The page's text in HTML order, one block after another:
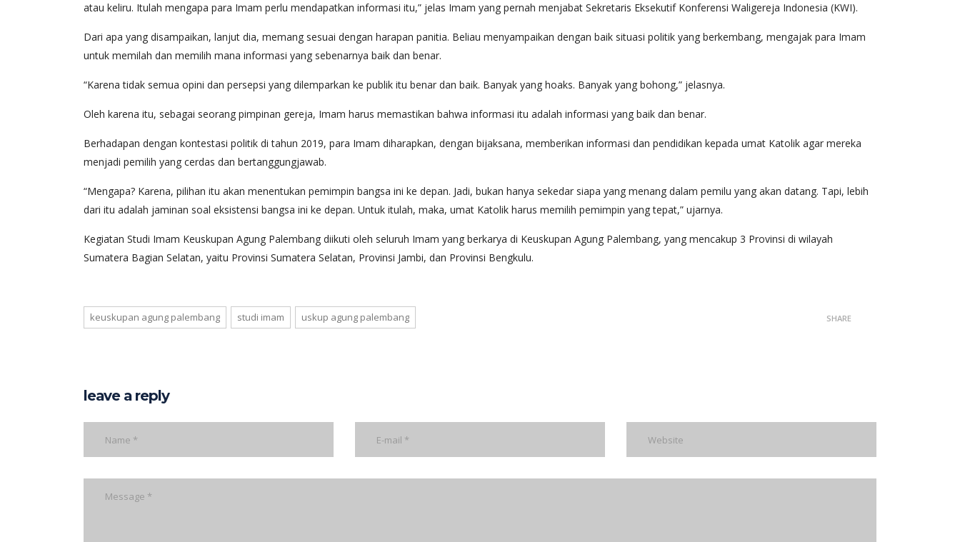
atau keliru. Itulah mengapa para Imam perlu mendapatkan informasi itu,” jelas Imam yang pernah menjabat Sekretaris Eksekutif Konferensi Waligereja Indonesia (KWI).
Dari apa yang disampaikan, lanjut dia, memang sesuai dengan harapan panitia. Beliau menyampaikan dengan baik situasi politik yang berkembang, mengajak para Imam
untuk memilah dan memilih mana informasi yang sebenarnya baik dan benar.
“Karena tidak semua opini dan persepsi yang dilemparkan ke publik itu benar dan baik. Banyak yang hoaks. Banyak yang bohong,” jelasnya.
Oleh karena itu, sebagai seorang pimpinan gereja, Imam harus memastikan bahwa informasi itu adalah informasi yang baik dan benar.
Berhadapan dengan kontestasi politik di tahun 2019, para Imam diharapkan, dengan bijaksana, memberikan informasi dan pendidikan kepada umat Katolik agar mereka
menjadi pemilih yang cerdas dan bertanggungjawab.
“Mengapa? Karena, pilihan itu akan menentukan pemimpin bangsa ini ke depan. Jadi, bukan hanya sekedar siapa yang menang dalam pemilu yang akan datang. Tapi, lebih
dari itu adalah jaminan soal eksistensi bangsa ini ke depan. Untuk itulah, maka, umat Katolik harus memilih pemimpin yang tepat,” ujarnya.
Kegiatan Studi Imam Keuskupan Agung Palembang diikuti oleh seluruh Imam yang berkarya di Keuskupan Agung Palembang, yang mencakup 3 Provinsi di wilayah
Sumatera Bagian Selatan, yaitu Provinsi Sumatera Selatan, Provinsi Jambi, dan Provinsi Bengkulu.
keuskupan agung palembang studi imam uskup agung palembang SHARE
leave a reply